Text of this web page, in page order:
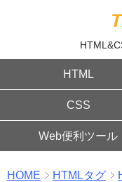
HTML
CSS
Web便利ツール
HOME HTMLタグ